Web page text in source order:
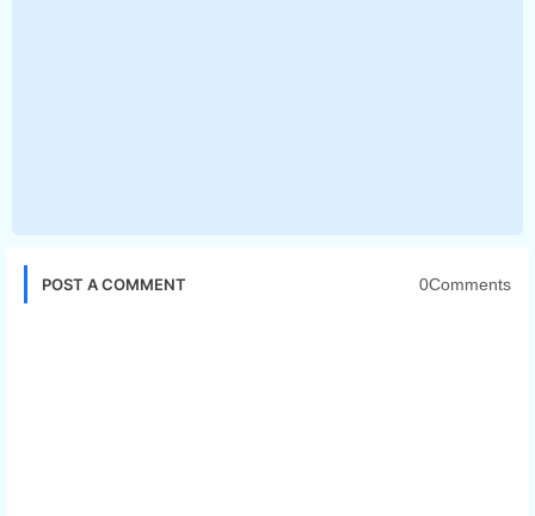
POST A COMMENT 0Comments